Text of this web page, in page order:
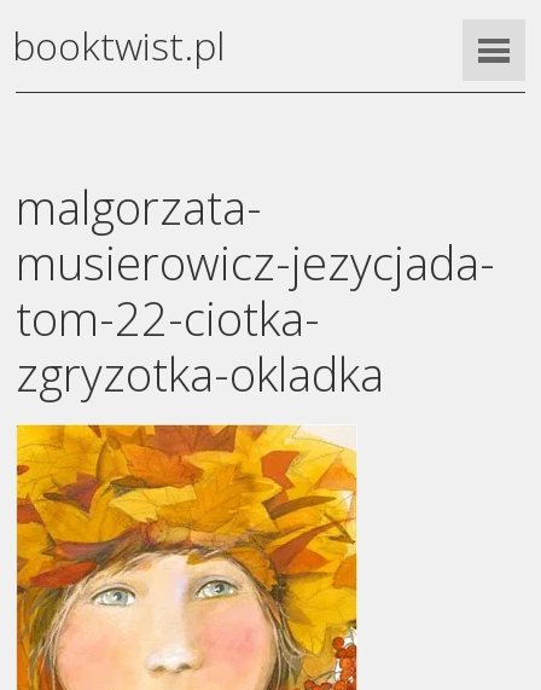
booktwist.pl
malgorzata-
musierowicz-jezycjada-
tom-22-ciotka-
zgryzotka-okladka